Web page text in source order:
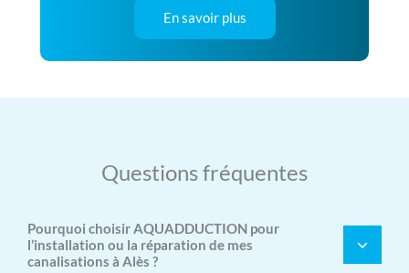
En savoir plus
Questions fréquentes
Pourquoi choisir AQUADDUCTION pour
l’installation ou la réparation de mes
canalisations à Alès ?